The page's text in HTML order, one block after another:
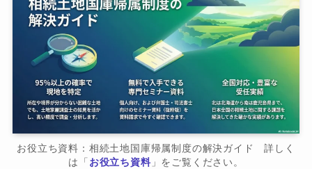
お役立ち資料：相続土地国庫帰属制度の解決ガイド 詳しく
は「 お役立ち資料」をご覧ください。